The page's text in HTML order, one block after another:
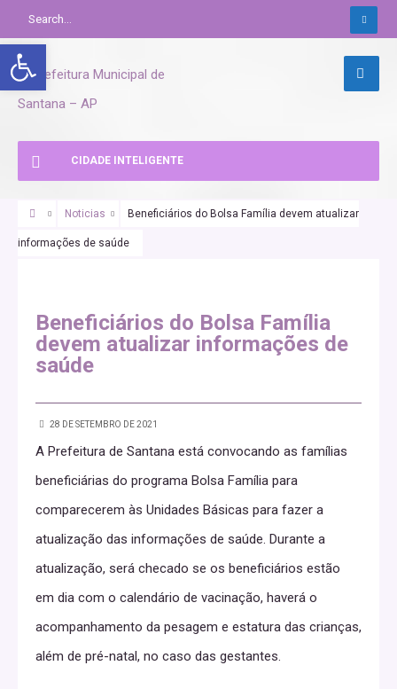
Abrir a barra de ferramentas
CIDADE INTELIGENTE
Noticias Beneficiários do Bolsa Família devem atualizar
informações de saúde
Beneficiários do Bolsa Família
devem atualizar informações de
saúde
28 DE SETEMBRO DE 2021
A Prefeitura de Santana está convocando as famílias
beneficiárias do programa Bolsa Família para
comparecerem às Unidades Básicas para fazer a
atualização das informações de saúde. Durante a
atualização, será checado se os beneficiários estão
em dia com o calendário de vacinação, haverá o
acompanhamento da pesagem e estatura das crianças,
além de pré-natal, no caso das gestantes.